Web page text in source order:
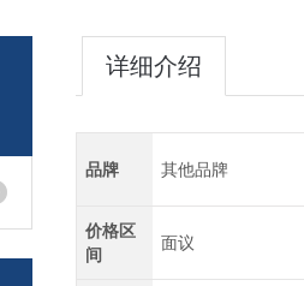
详细介绍
品牌 其他品牌
价格区
间
面议